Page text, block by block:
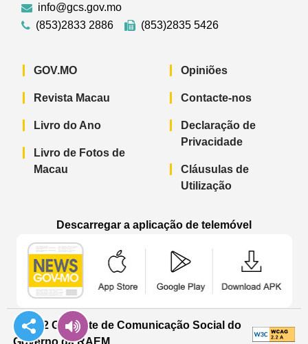
info@gcs.gov.mo
(853)2833 2886
(853)2835 5426
GOV.MO
Revista Macau
Livro do Ano
Livro de Fotos de
Macau
Opiniões
Contacte-nos
Declaração de
Privacidade
Cláusulas de
Utilização
Descarregar a aplicação de telemóvel
© 2022 Gabinete de Comunicação Social do